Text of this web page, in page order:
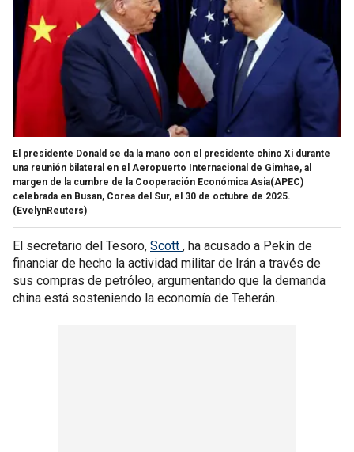
El presidente Donald se da la mano con el presidente chino Xi durante
una reunión bilateral en el Aeropuerto Internacional de Gimhae, al
margen de la cumbre de la Cooperación Económica Asia(APEC)
celebrada en Busan, Corea del Sur, el 30 de octubre de 2025.
(EvelynReuters)
El secretario del Tesoro, Scott , ha acusado a Pekín de
financiar de hecho la actividad militar de Irán a través de
sus compras de petróleo, argumentando que la demanda
china está sosteniendo la economía de Teherán.